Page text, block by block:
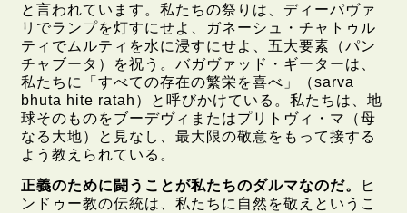
と言われています。私たちの祭りは、ディーパヴァ
リでランプを灯すにせよ、ガネーシュ・チャトゥル
ティでムルティを水に浸すにせよ、五大要素（パン
チャブータ）を祝う。バガヴァッド・ギーターは、
私たちに「すべての存在の繁栄を喜べ」（sarva
bhuta hite ratah）と呼びかけている。私たちは、地
球そのものをブーデヴィまたはプリトヴィ・マ（母
なる大地）と見なし、最大限の敬意をもって接する
よう教えられている。
正義のために闘うことが私たちのダルマなのだ。
ヒ
ンドゥー教の伝統は、私たちに自然を敬えというこ